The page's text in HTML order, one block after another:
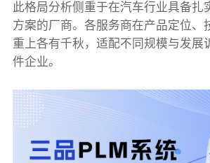
此格局分析侧重于在汽车行业具备扎
方案的厂商。各服务商在产品定位、
重上各有千秋，适配不同规模与发展
件企业。